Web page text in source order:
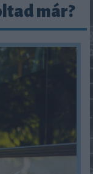
már?